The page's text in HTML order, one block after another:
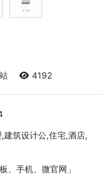
4192
建筑设计公,住宅,酒店,
、手机、微官网」